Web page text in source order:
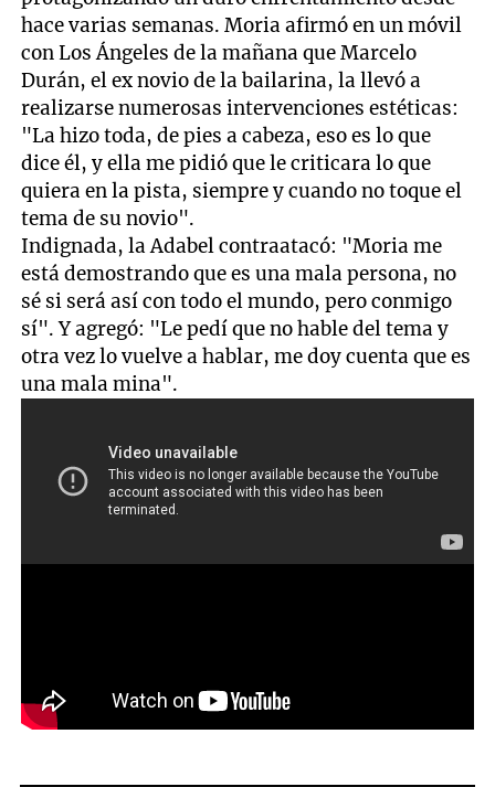
hace varias semanas. Moria afirmó en un móvil
con Los Ángeles de la mañana que Marcelo
Durán, el ex novio de la bailarina, la llevó a
realizarse numerosas intervenciones estéticas:
"La hizo toda, de pies a cabeza, eso es lo que
dice él, y ella me pidió que le criticara lo que
quiera en la pista, siempre y cuando no toque el
tema de su novio".
Indignada, la Adabel contraatacó: "Moria me
está demostrando que es una mala persona, no
sé si será así con todo el mundo, pero conmigo
sí". Y agregó: "Le pedí que no hable del tema y
otra vez lo vuelve a hablar, me doy cuenta que es
una mala mina".